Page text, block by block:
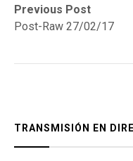
Navegación
de
Previous Post
Previous
post:Post-Raw 27/02/17
Next
post:
TRANSMISIÓN EN